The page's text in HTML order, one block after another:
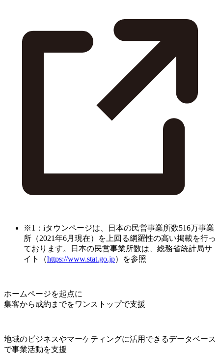
※1：iタウンページは、日本の民営事業所数516万事業
所（2021年6月現在）を上回る網羅性の高い掲載を行っ
ております。日本の民営事業所数は、総務省統計局サ
イト（https://www.stat.go.jp）を参照
ホームページを起点に
集客から成約までをワンストップで支援
地域のビジネスやマーケティングに活用できるデータベース
で事業活動を支援